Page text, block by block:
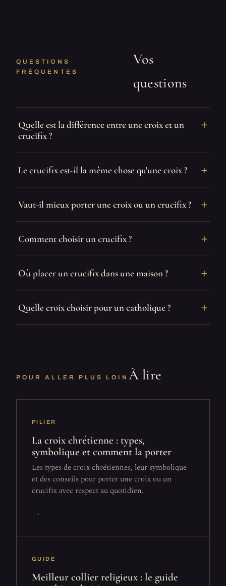
QUESTIONS
FRÉQUENTES
Vos
questions
Quelle est la différence entre une croix et un
crucifix ?
Le crucifix est-il la même chose qu'une croix ?
Vaut-il mieux porter une croix ou un crucifix ?
Comment choisir un crucifix ?
Où placer un crucifix dans une maison ?
Quelle croix choisir pour un catholique ?
POUR ALLER PLUS LOIN À lire
PILIER
La croix chrétienne : types,
symbolique et comment la porter
Les types de croix chrétiennes, leur symbolique
et des conseils pour porter une croix ou un
crucifix avec respect au quotidien.
→
GUIDE
Meilleur collier religieux : le guide